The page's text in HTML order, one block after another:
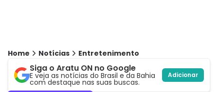
Home Notícias Entretenimento
Siga o Aratu ON no Google
E veja as notícias do Brasil e da Bahia
com destaque nas suas buscas.
Adicionar